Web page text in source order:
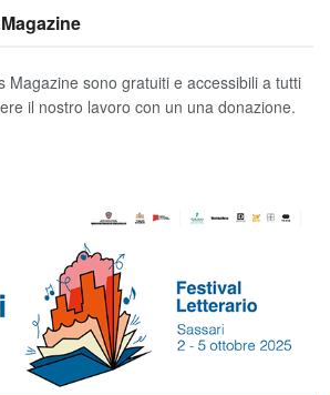
Magazine sono gratuiti e accessibili a tutti
il nostro lavoro con un una donazione.